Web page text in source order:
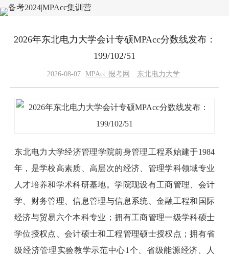
2026年东北电力大学会计专硕MPAcc分数线发布：
199/102/51
2026-08-07 MPAcc 报考网 东北电力大学
东北电力大学经济管理学院前身管理工程系始建于1984
年，是学校高素质、高层次的经济、管理学科领域专业
人才培养和学术科研基地。学院现设有工商管理、会计
学、财务管理、信息管理与信息系统、金融工程和国际
经济与贸易六个本科专业；拥有工商管理一级学科硕士
学位授权点、会计硕士和工程管理硕士授权点；拥有省
级经济管理实验教学示范中心1个、省级能源经济、人